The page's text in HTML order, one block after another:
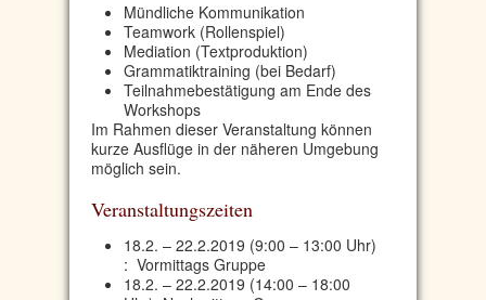
Mündliche Kommunikation
Teamwork (Rollenspiel)
Mediation (Textproduktion)
Grammatiktraining (bei Bedarf)
Teilnahmebestätigung am Ende des
Workshops
Im Rahmen dieser Veranstaltung können
kurze Ausflüge in der näheren Umgebung
möglich sein.
Veranstaltungszeiten
18.2. – 22.2.2019 (9:00 – 13:00 Uhr)
: Vormittags Gruppe
18.2. – 22.2.2019 (14:00 – 18:00